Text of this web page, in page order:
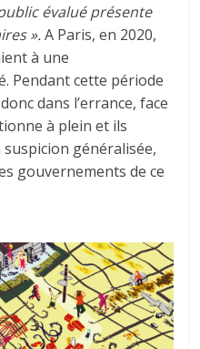
évalué présente
».A Paris, en 2020,
à une
Pendant cette période
dans l’errance, face
à plein et ils
généralisée,
gouvernements de ce